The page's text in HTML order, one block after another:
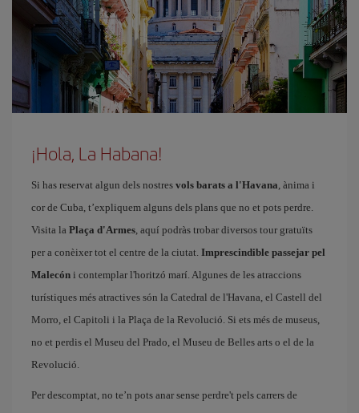
¡Hola, La Habana!
Si has reservat algun dels nostres vols barats a l'Havana, ànima i
cor de Cuba, t’expliquem alguns dels plans que no et pots perdre.
Visita la Plaça d'Armes, aquí podràs trobar diversos tour gratuïts
per a conèixer tot el centre de la ciutat. Imprescindible passejar pel
Malecón i contemplar l'horitzó marí. Algunes de les atraccions
turístiques més atractives són la Catedral de l'Havana, el Castell del
Morro, el Capitoli i la Plaça de la Revolució. Si ets més de museus,
no et perdis el Museu del Prado, el Museu de Belles arts o el de la
Revolució.
Per descomptat, no te’n pots anar sense perdre't pels carrers de